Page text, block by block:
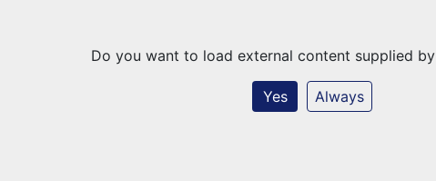
Do you want to load external content supplied by
Yes Always